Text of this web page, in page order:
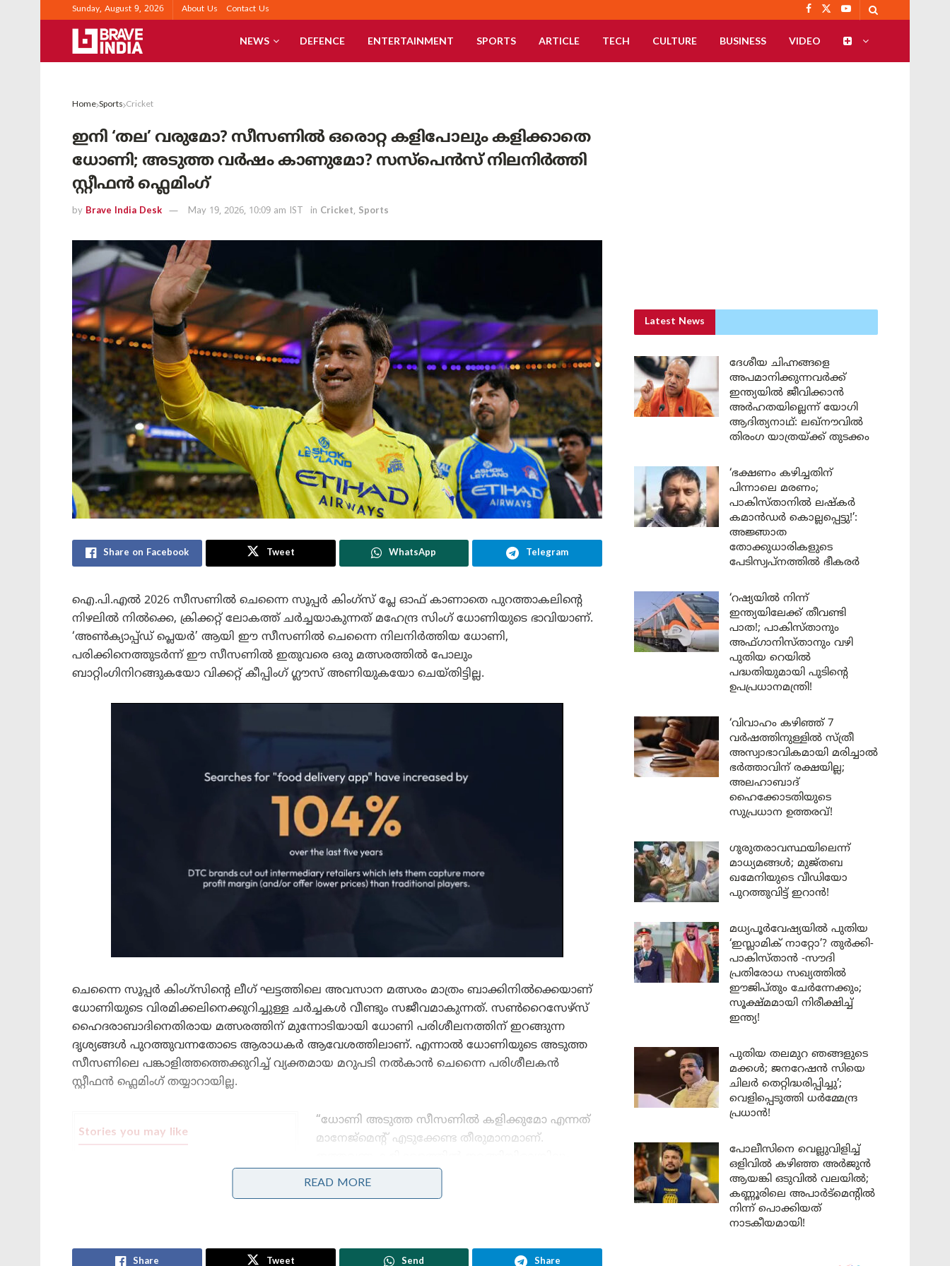
Sunday, August 9, 2026 About Us Contact Us
NEWS DEFENCE ENTERTAINMENT SPORTS ARTICLE TECH CULTURE BUSINESS VIDEO
Home Sports Cricket
ഇനി ‘തല’ വരുമോ? സീസണിൽ ഒരൊറ്റ കളിപോലും കളിക്കാതെ
ധോണി; അടുത്ത വർഷം കാണുമോ? സസ്പെൻസ് നിലനിർത്തി
സ്റ്റീഫൻ ഫ്ലെമിംഗ്
by Brave India Desk May 19, 2026, 10:09 am IST in Cricket, Sports
Share on Facebook Tweet WhatsApp Telegram
ഐ.പി.എൽ 2026 സീസണിൽ ചെന്നൈ സൂപ്പർ കിംഗ്‌സ് പ്ലേ ഓഫ് കാണാതെ പുറത്താകലിന്റെ
നിഴലിൽ നിൽക്കെ, ക്രിക്കറ്റ് ലോകത്ത് ചർച്ചയാകുന്നത് മഹേന്ദ്ര സിംഗ് ധോണിയുടെ ഭാവിയാണ്.
‘അൺക്യാപ്പ്ഡ് പ്ലെയർ’ ആയി ഈ സീസണിൽ ചെന്നൈ നിലനിർത്തിയ ധോണി,
പരിക്കിനെത്തുടർന്ന് ഈ സീസണിൽ ഇതുവരെ ഒരു മത്സരത്തിൽ പോലും
ബാറ്റിംഗിനിറങ്ങുകയോ വിക്കറ്റ് കീപ്പിംഗ് ഗ്ലൗസ് അണിയുകയോ ചെയ്തിട്ടില്ല.
ചെന്നൈ സൂപ്പർ കിംഗ്‌സിന്റെ ലീഗ് ഘട്ടത്തിലെ അവസാന മത്സരം മാത്രം ബാക്കിനിൽക്കെയാണ്
ധോണിയുടെ വിരമിക്കലിനെക്കുറിച്ചുള്ള ചർച്ചകൾ വീണ്ടും സജീവമാകുന്നത്. സൺറൈസേഴ്‌സ്
ഹൈദരാബാദിനെതിരായ മത്സരത്തിന് മുന്നോടിയായി ധോണി പരിശീലനത്തിന് ഇറങ്ങുന്ന
ദൃശ്യങ്ങൾ പുറത്തുവന്നതോടെ ആരാധകർ ആവേശത്തിലാണ്. എന്നാൽ ധോണിയുടെ അടുത്ത
സീസണിലെ പങ്കാളിത്തത്തെക്കുറിച്ച് വ്യക്തമായ മറുപടി നൽകാൻ ചെന്നൈ പരിശീലകൻ
സ്റ്റീഫൻ ഫ്ലെമിംഗ് തയ്യാറായില്ല.
Stories you may like
കോമൺവെൽത്ത് ഗെയിംസ് പതാക
വെള്ളി
“ധോണി അടുത്ത സീസണിൽ കളിക്കുമോ എന്നത്
മാനേജ്‌മെന്റ് എടുക്കേണ്ട തീരുമാനമാണ്.
ടീമിനൊപ്പം ധോണിയുടെ സാന്നിധ്യം ഉണ്ടായിരുന്നു
എന്നത് യുവതാരങ്ങൾക്ക് വലിയ പിന്തുണയാണ്
ചെലുത്തി. ചെന്നൈയുടെ വരും തലമുറയ്ക്കായി
READ MORE
Share Tweet Send Share
Latest News
ദേശീയ ചിഹ്നങ്ങളെ
അപമാനിക്കുന്നവർക്ക്
ഇന്ത്യയിൽ ജീവിക്കാൻ
അർഹതയില്ലെന്ന് യോഗി
ആദിത്യനാഥ്: ലഖ്‌നൗവിൽ
തിരംഗ യാത്രയ്ക്ക് തുടക്കം
‘ഭക്ഷണം കഴിച്ചതിന്
പിന്നാലെ മരണം;
പാകിസ്താനിൽ ലഷ്കർ
കമാൻഡർ കൊല്ലപ്പെട്ടു!’:
അജ്ഞാത
തോക്കുധാരികളുടെ
പേടിസ്വപ്നത്തിൽ ഭീകരർ
‘റഷ്യയിൽ നിന്ന്
ഇന്ത്യയിലേക്ക് തീവണ്ടി
പാത!; പാകിസ്താനും
അഫ്ഗാനിസ്താനും വഴി
പുതിയ റെയിൽ
പദ്ധതിയുമായി പുടിന്റെ
ഉപപ്രധാനമന്ത്രി!
‘വിവാഹം കഴിഞ്ഞ് 7
വർഷത്തിനുള്ളിൽ സ്ത്രീ
അസ്വാഭാവികമായി മരിച്ചാൽ
ഭർത്താവിന് രക്ഷയില്ല;
അലഹാബാദ്
ഹൈക്കോടതിയുടെ
സുപ്രധാന ഉത്തരവ്!
ഗുരുതരാവസ്ഥയിലെന്ന്
മാധ്യമങ്ങൾ; മുജ്തബ
ഖമേനിയുടെ വീഡിയോ
പുറത്തുവിട്ട് ഇറാൻ!
മധ്യപൂർവേഷ്യയിൽ പുതിയ
‘ഇസ്ലാമിക് നാറ്റോ’? തുർക്കി-
പാകിസ്താൻ -സൗദി
പ്രതിരോധ സഖ്യത്തിൽ
ഈജിപ്തും ചേർന്നേക്കും;
സൂക്ഷ്മമായി നിരീക്ഷിച്ച്
ഇന്ത്യ!
പുതിയ തലമുറ ഞങ്ങളുടെ
മക്കൾ; ജനറേഷൻ സിയെ
ചിലർ തെറ്റിദ്ധരിപ്പിച്ചു’;
വെളിപ്പെടുത്തി ധർമ്മേന്ദ്ര
പ്രധാൻ!
പോലീസിനെ വെല്ലുവിളിച്ച്
ഒളിവിൽ കഴിഞ്ഞ അർജുൻ
ആയങ്കി ഒടുവിൽ വലയിൽ;
കണ്ണൂരിലെ അപാർട്മെന്റിൽ
നിന്ന് പൊക്കിയത്
നാടകീയമായി!